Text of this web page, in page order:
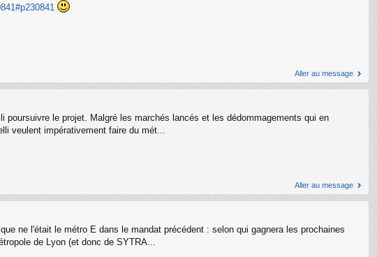
Aller au message
le projet. Malgré les marchés lancés et les dédommagements qui en
veulent impérativement faire du mét...
Aller au message
ne l'était le métro E dans le mandat précédent : selon qui gagnera les prochaines
de Lyon (et donc de SYTRA...